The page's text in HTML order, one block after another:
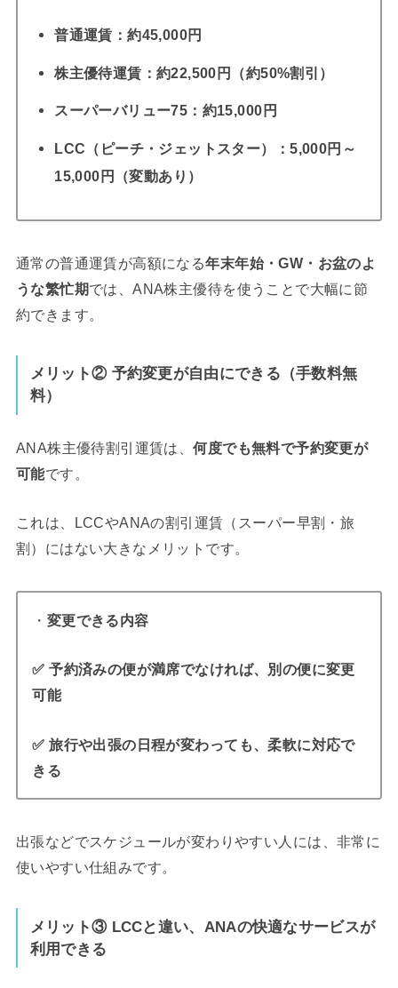
普通運賃：約45,000円
株主優待運賃：約22,500円（約50%割引）
スーパーバリュー75：約15,000円
LCC（ピーチ・ジェットスター）：5,000円～
15,000円（変動あり）
通常の普通運賃が高額になる年末年始・GW・お盆のよ
うな繁忙期では、ANA株主優待を使うことで大幅に節
約できます。
メリット② 予約変更が自由にできる（手数料無
料）
ANA株主優待割引運賃は、何度でも無料で予約変更が
可能です。
これは、LCCやANAの割引運賃（スーパー早割・旅
割）にはない大きなメリットです。
・ 変更できる内容
✅ 予約済みの便が満席でなければ、別の便に変更
可能
✅ 旅行や出張の日程が変わっても、柔軟に対応で
きる
出張などでスケジュールが変わりやすい人には、非常に
使いやすい仕組みです。
メリット③ LCCと違い、ANAの快適なサービスが
利用できる